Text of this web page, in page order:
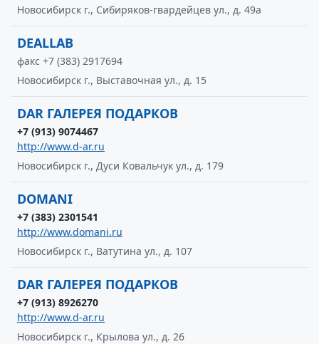
Новосибирск г., Сибиряков-гвардейцев ул., д. 49а
DEALLAB
факс +7 (383) 2917694
Новосибирск г., Выставочная ул., д. 15
DAR ГАЛЕРЕЯ ПОДАРКОВ
+7 (913) 9074467
http://www.d-ar.ru
Новосибирск г., Дуси Ковальчук ул., д. 179
DOMANI
+7 (383) 2301541
http://www.domani.ru
Новосибирск г., Ватутина ул., д. 107
DAR ГАЛЕРЕЯ ПОДАРКОВ
+7 (913) 8926270
http://www.d-ar.ru
Новосибирск г., Крылова ул., д. 26